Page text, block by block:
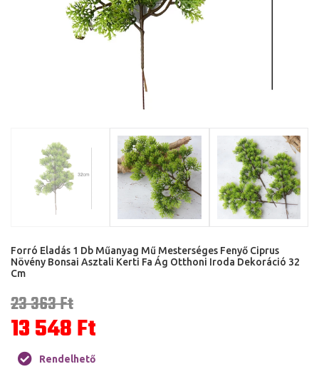
Forró Eladás 1 Db Műanyag Mű Mesterséges Fenyő Ciprus
Növény Bonsai Asztali Kerti Fa Ág Otthoni Iroda Dekoráció 32
Cm
23 363Ft
13 548Ft
Rendelhető